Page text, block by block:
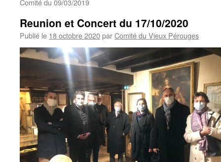
Comité du 09/03/2019
Reunion et Concert du 17/10/2020
Publié le 18 octobre 2020parComité du Vieux Pérouges